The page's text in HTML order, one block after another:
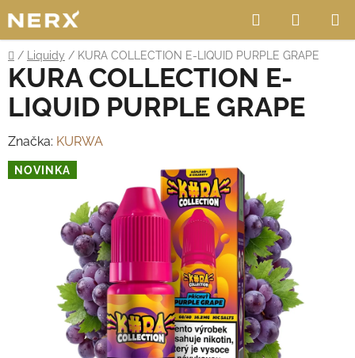
na
obsah
Hledat
KOŠÍK
Domů
/ Liquidy / KURA COLLECTION E-LIQUID PURPLE GRAPE
KURA COLLECTION E-
LIQUID PURPLE GRAPE
Značka: KURWA
NOVINKA